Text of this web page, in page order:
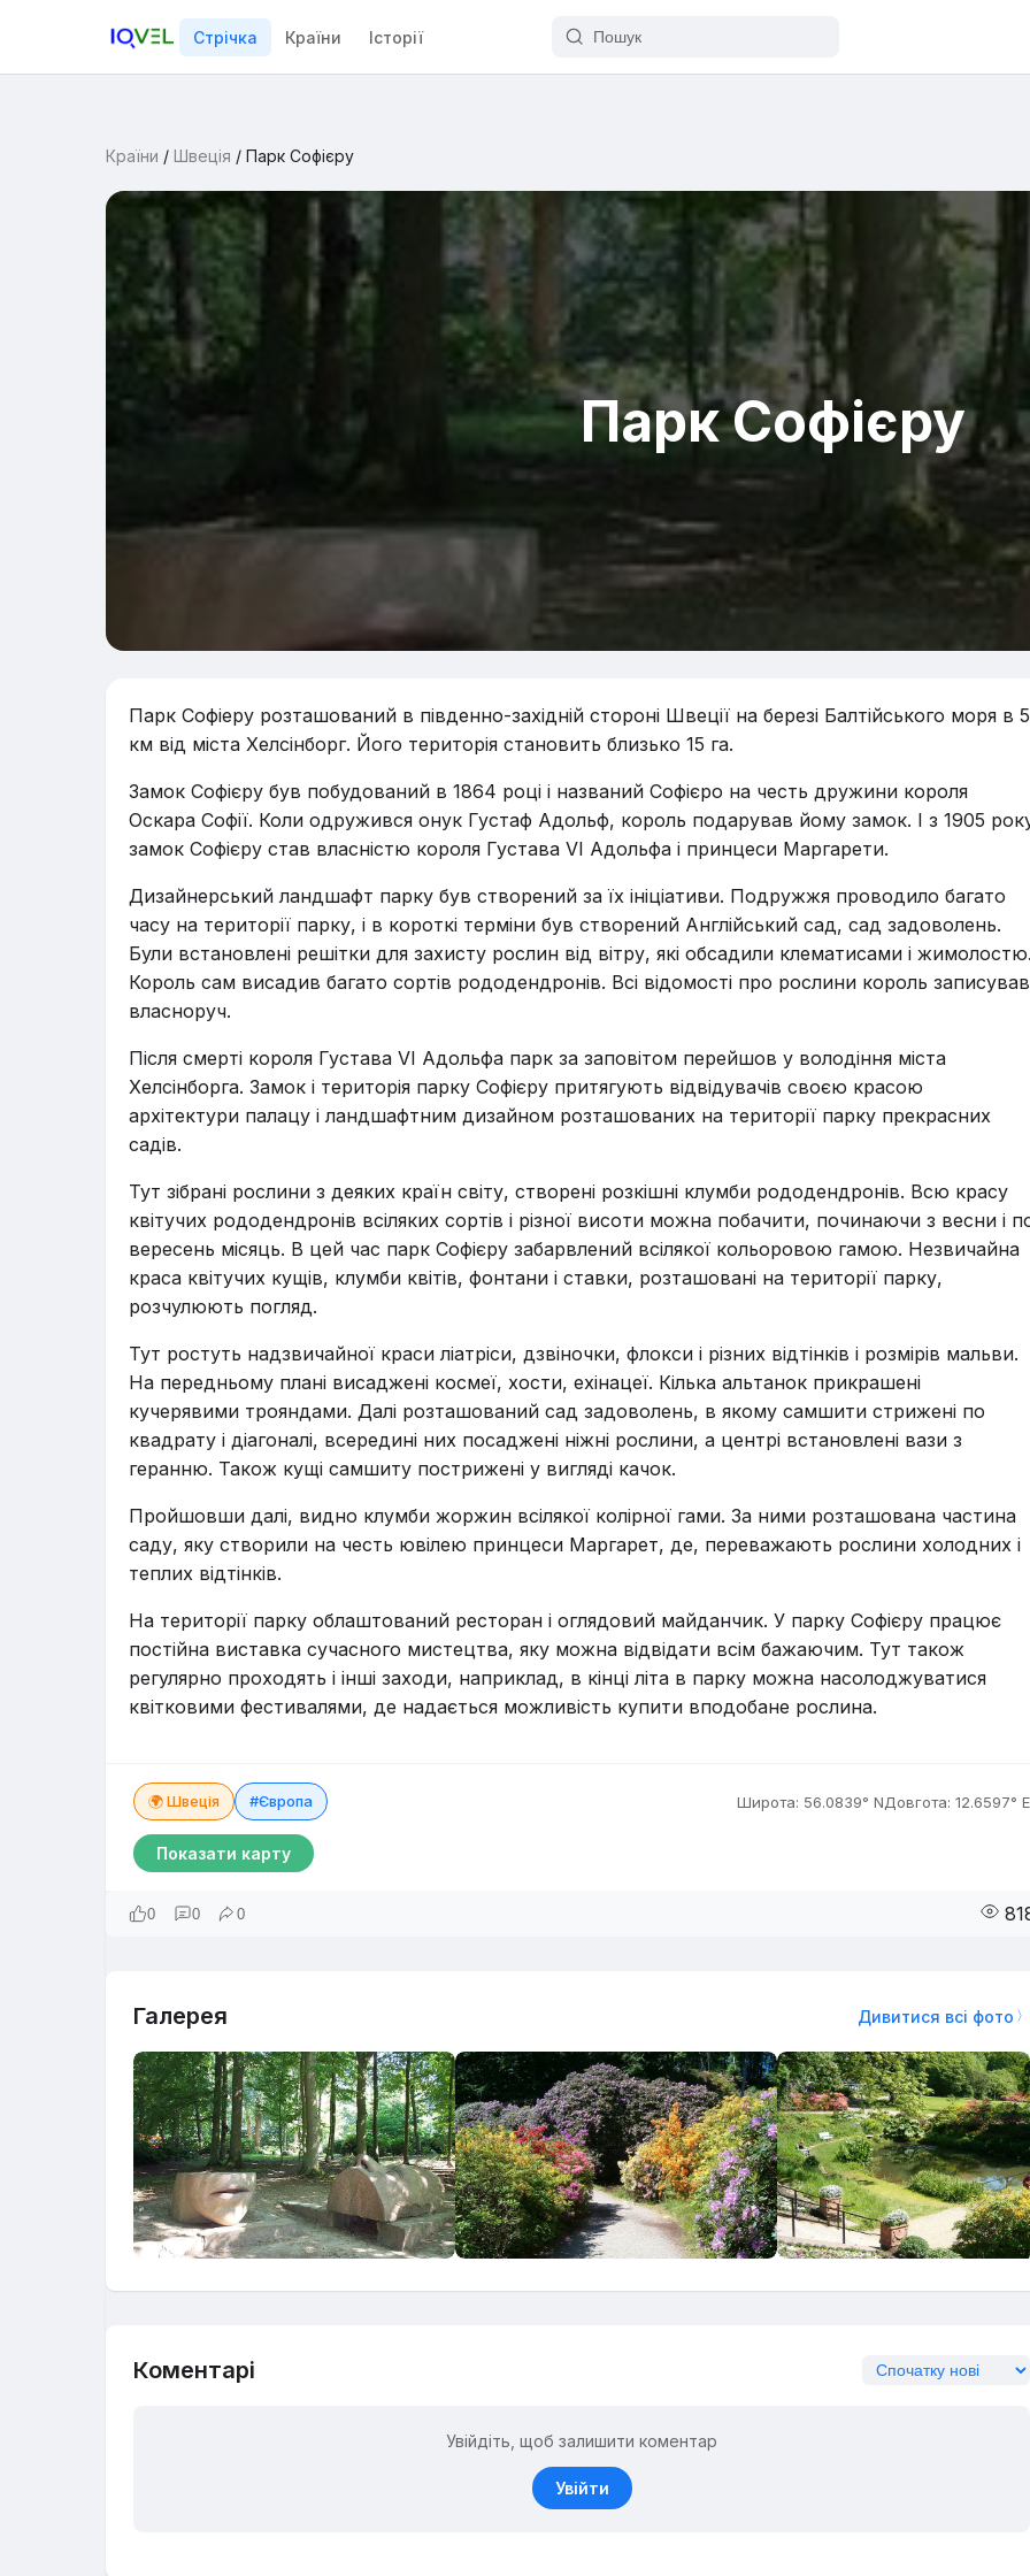
Стрічка Країни Історії
Країни / Швеція / Парк Софієру
Парк Софієру
Парк Софіеру розташований в південно-західній стороні Швеції на березі Балтійського моря в 5
км від міста Хелсінборг. Його територія становить близько 15 га.
Замок Софієру був побудований в 1864 році і названий Софієро на честь дружини короля
Оскара Софії. Коли одружився онук Густаф Адольф, король подарував йому замок. І з 1905
замок Софієру став власністю короля Густава VI Адольфа і принцеси Маргарети.
Дизайнерський ландшафт парку був створений за їх ініціативи. Подружжя проводило багато
часу на території парку, і в короткі терміни був створений Англійський сад, сад задоволень.
Були встановлені решітки для захисту рослин від вітру, які обсадили клематисами і
Король сам висадив багато сортів рододендронів. Всі відомості про рослини король записував
власноруч.
Після смерті короля Густава VI Адольфа парк за заповітом перейшов у володіння міста
Хелсінборга. Замок і територія парку Софієру притягують відвідувачів своєю красою
архітектури палацу і ландшафтним дизайном розташованих на території парку прекрасних
садів.
Тут зібрані рослини з деяких країн світу, створені розкішні клумби рододендронів. Всю красу
квітучих рододендронів всіляких сортів і різної висоти можна побачити, починаючи з весни і
вересень місяць. В цей час парк Софієру забарвлений всілякої кольоровою гамою. Незвичайна
краса квітучих кущів, клумби квітів, фонтани і ставки, розташовані на території парку,
розчулюють погляд.
Тут ростуть надзвичайної краси ліатріси, дзвіночки, флокси і різних відтінків і розмірів мальви.
На передньому плані висаджені космеї, хости, ехінацеї. Кілька альтанок прикрашені
кучерявими трояндами. Далі розташований сад задоволень, в якому самшити стрижені по
квадрату і діагоналі, всередині них посаджені ніжні рослини, а центрі встановлені вази з
геранню. Також кущі самшиту пострижені у вигляді качок.
Пройшовши далі, видно клумби жоржин всілякої колірної гами. За ними розташована частина
саду, яку створили на честь ювілею принцеси Маргарет, де, переважають рослини холодних і
теплих відтінків.
На території парку облаштований ресторан і оглядовий майданчик. У парку Софієру працює
постійна виставка сучасного мистецтва, яку можна відвідати всім бажаючим. Тут також
регулярно проходять і інші заходи, наприклад, в кінці літа в парку можна насолоджуватися
квітковими фестивалями, де надається можливість купити вподобане рослина.
🌍 Швеція #Європа Широта: 56.0839° NДовгота: 12.6597° E
Показати карту
0 0 0
Галерея Дивитися всі фото
Коментарі
Увійдіть, щоб залишити коментар
Увійти